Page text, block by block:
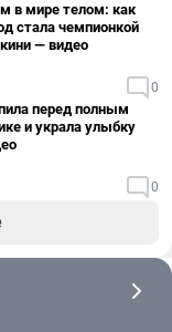
в мире телом: как
стала чемпионкой
— видео
0
перед полным
и украла улыбку
0